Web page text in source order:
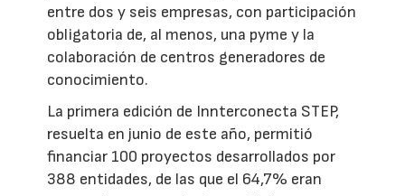
entre dos y seis empresas, con participación
obligatoria de, al menos, una pyme y la
colaboración de centros generadores de
conocimiento.
La primera edición de Innterconecta STEP,
resuelta en junio de este año, permitió
financiar 100 proyectos desarrollados por
388 entidades, de las que el 64,7% eran